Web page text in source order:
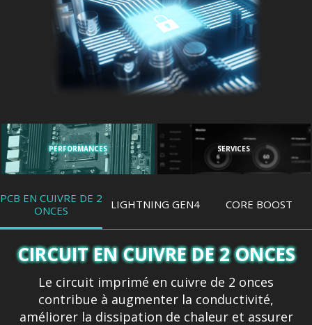
PERFORMANCES SERVICES
PCB EN CUIVRE DE 2
ONCES
LIGHTNING GEN4 CORE BOOST
CIRCUIT EN CUIVRE DE 2 ONCES
Le circuit imprimé en cuivre de 2 onces
contribue à augmenter la conductivité,
améliorer la dissipation de chaleur et assurer